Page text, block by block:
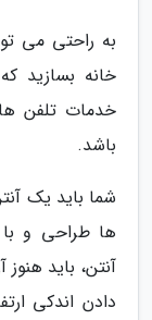
به راحتی می
خانه بسازید
باشد.
شما باید یک
ها طراحی و
آنتن، باید
دادن اندکی